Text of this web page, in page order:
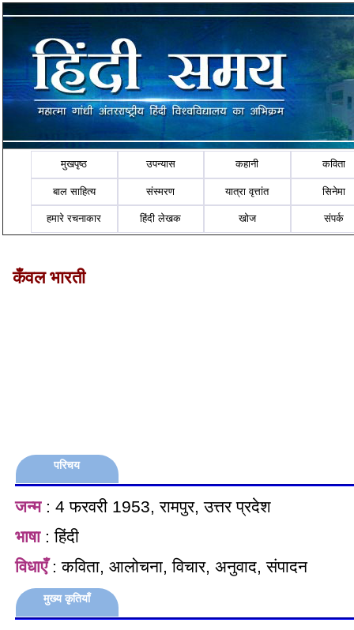
मुखपृष्ठ उपन्यास कहानी कविता
बाल साहित्य संस्मरण यात्रा वृत्तांत सिनेमा
हमारे रचनाकार हिंदी लेखक खोज संपर्क
कँवल भारती
परिचय
जन्म: 4 फरवरी 1953, रामपुर, उत्तर प्रदेश
भाषा: हिंदी
विधाएँ: कविता, आलोचना, विचार, अनुवाद, संपादन
मुख्य कृतियाँ